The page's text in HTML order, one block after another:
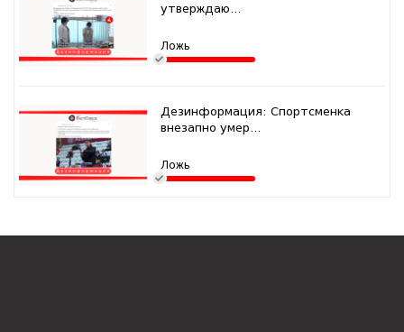
утверждаю...
Ложь
Дезинформация: Спортсменка
внезапно умер...
Ложь